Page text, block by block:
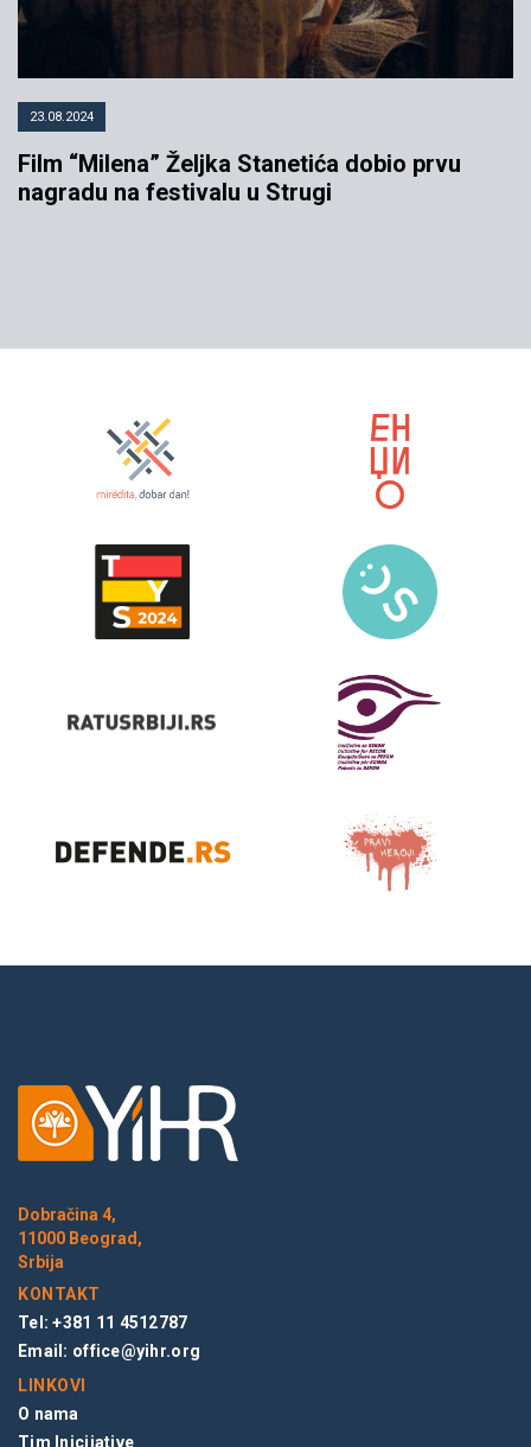
23.08.2024
Film “Milena” Željka Stanetića dobio prvu
nagradu na festivalu u Strugi
Dobračina 4,
11000 Beograd,
Srbija
KONTAKT
Tel: +381 11 4512787
Email: office@yihr.org
LINKOVI
O nama
Tim Inicijative